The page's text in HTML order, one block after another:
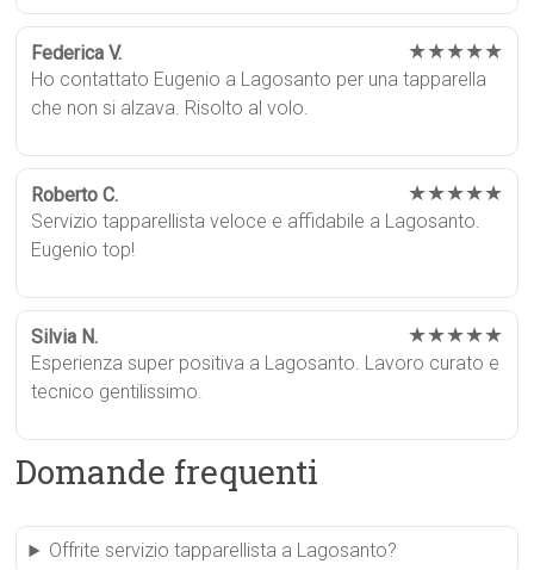
Federica V. ★★★★★
Ho contattato Eugenio a Lagosanto per una tapparella
che non si alzava. Risolto al volo.
Roberto C. ★★★★★
Servizio tapparellista veloce e affidabile a Lagosanto.
Eugenio top!
Silvia N. ★★★★★
Esperienza super positiva a Lagosanto. Lavoro curato e
tecnico gentilissimo.
Domande frequenti
Offrite servizio tapparellista a Lagosanto?